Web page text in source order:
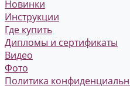
Новинки
Инструкции
Где купить
Дипломы и сертификаты
Видео
Фото
Политика